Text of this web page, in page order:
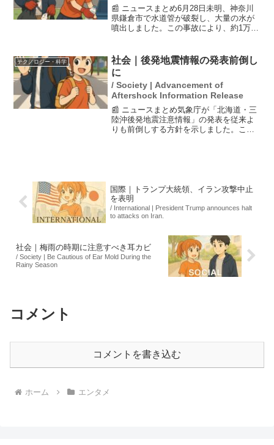
📰 ニュースまとめ6月28日未明、神奈川
県鎌倉市で水道管が破裂し、大量の水が
噴出しました。この事故により、約1万世
原因は水道管をつなぐボルトの腐食によ
るもので、これによ...
テクノロジー・科学
社会｜後発地震情報の発表前倒し
に
/ Society | Advancement of
Aftershock Information Release
📰 ニュースまとめ気象庁が「北海道・三
陸沖後発地震注意情報」の発表を従来よ
りも前倒しする方針を示しました。これ
国際｜トランプ大統領、イラン攻撃中止
を表明
/ International | President Trump announces halt
to attacks on Iran.
社会｜梅雨の時期に注意すべき耳カビ
/ Society | Be Cautious of Ear Mold During the
Rainy Season
コメント
コメントを書き込む
ホーム エンタメ